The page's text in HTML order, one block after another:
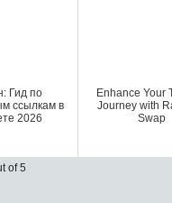
Гид по
ссылкам в
2026
Enhance Your
Journey with
Swap
of 5